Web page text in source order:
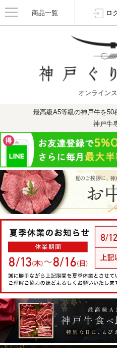
商品一覧 ロ
オンライン
最高級A5等級の神戸牛を50
神戸牛